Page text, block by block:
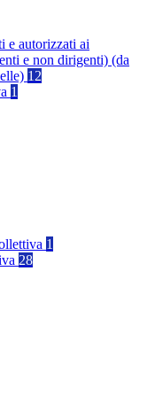
e autorizzati ai
e non dirigenti) (da
12
1
1
28